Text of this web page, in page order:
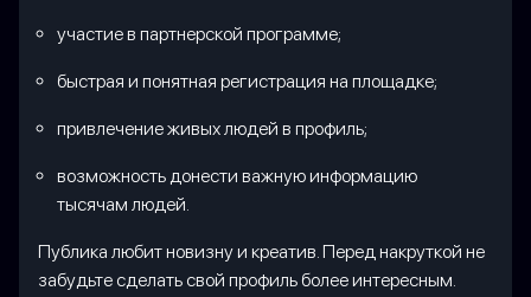
участие в партнерской программе;
быстрая и понятная регистрация на площадке;
привлечение живых людей в профиль;
возможность донести важную информацию
тысячам людей.
Публика любит новизну и креатив. Перед накруткой не
забудьте сделать свой профиль более интересным.